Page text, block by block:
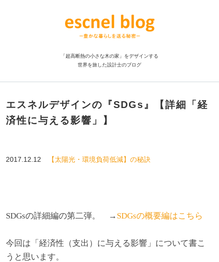
「超高断熱の小さな木の家」をデザインする
世界を旅した設計士のブログ
エスネルデザインの『SDGs』【詳細「経
済性に与える影響」】
2017.12.12 【太陽光・環境負荷低減】の秘訣
SDGsの詳細編の第二弾。 → SDGsの概要編はこちら
今回は「経済性（支出）に与える影響」について書こ
うと思います。